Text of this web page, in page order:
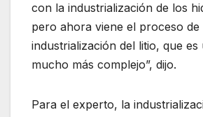
con la industrialización de los
pero ahora viene el proceso de
industrialización del litio, que
mucho más complejo”, dijo.
Para el experto, la